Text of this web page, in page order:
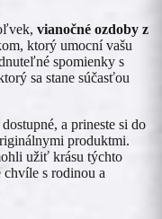
vianočné ozdoby z
ktorý umocní vašu
spomienky s
sa stane súčasťou
a prineste si do
produktmi.
užiť krásu týchto
s rodinou a